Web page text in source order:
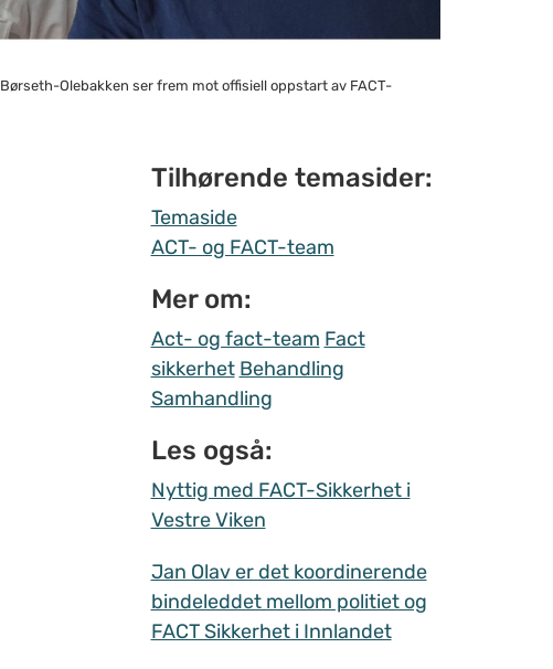
Børseth-Olebakken ser frem mot offisiell oppstart av FACT-
Tilhørende temasider:
Temaside
ACT- og FACT-team
Mer om:
Act- og fact-team Fact
sikkerhet Behandling
Samhandling
Les også:
Nyttig med FACT-Sikkerhet i
Vestre Viken
Jan Olav er det koordinerende
bindeleddet mellom politiet og
FACT Sikkerhet i Innlandet